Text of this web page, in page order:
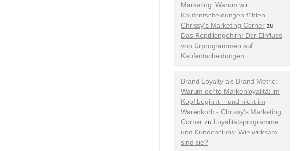
Marketing: Warum wir
Kaufentscheidungen fühlen -
Chrissy's Marketing Corner zu
Das Reptiliengehirn: Der Einfluss
von Urprogrammen auf
Kaufentscheidungen
Brand Loyalty als Brand Metric:
Warum echte Markenloyalität im
Kopf beginnt – und nicht im
Warenkorb - Chrissy's Marketing
Corner zu Loyalitätsprogramme
und Kundenclubs: Wie wirksam
sind sie?